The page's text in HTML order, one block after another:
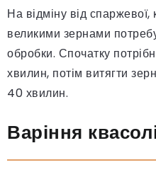
На відміну від спаржевої,
великими зернами
обробки. Спочатку
хвилин, потім витягти
40 хвилин.
Варіння